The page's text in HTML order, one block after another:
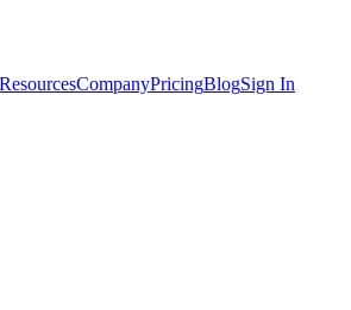
ResourcesCompanyPricingBlogSign In